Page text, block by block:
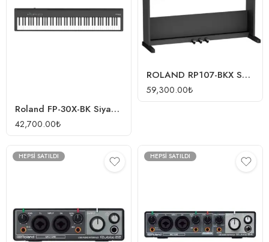
Roland FP-30X-BK Siyah Taşınabilir Dijital Piyano
42,700.00₺
ROLAND RP107-BKX SuperNATURAL Siyah Dijital Duvar Piyanosu (Tabure & Kulaklık Hediyeli)
59,300.00₺
HEPSI SATILDI HEPSI SATILDI